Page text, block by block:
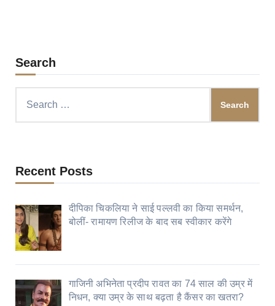
Search
Recent Posts
दीपिका चिकलिया ने साई पल्लवी का किया समर्थन,
बोलीं- रामायण रिलीज के बाद सब स्वीकार करेंगे
गाजिनी अभिनेता प्रदीप रावत का 74 साल की उम्र में
निधन, क्या उम्र के साथ बढ़ता है कैंसर का खतरा?